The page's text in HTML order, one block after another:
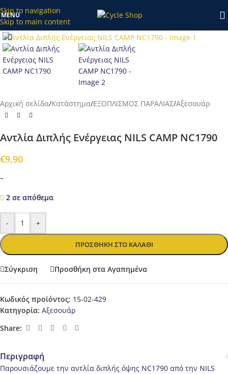
Skip to navigation
Skip to main content
κατάστημα το διάστημα 20/7-27/7 θα επεξεργαστούν απο εμάς
μετά τις 28/7!
MENU
Προβολή
Αρχική σελίδα/Κατάστημα/ΕΞΟΠΛΙΣΜΟΣ ΠΑΡΑΛΙΑΣ/Αξεσουάρ
Αντλία Διπλής Ενέργειας NILS CAMP NC1790
€9,90
–
2 σε απόθεμα
- +
ΠΡΟΣΘΉΚΗ ΣΤΟ ΚΑΛΆΘΙ
Σύγκριση Προσθήκη στα Αγαπημένα
Κωδικός προϊόντος: 15-02-429
Κατηγορία: Αξεσουάρ
Share:
Περιγραφή
Παρουσιάζουμε την αντλία διπλής όψης NC1790 από την NILS